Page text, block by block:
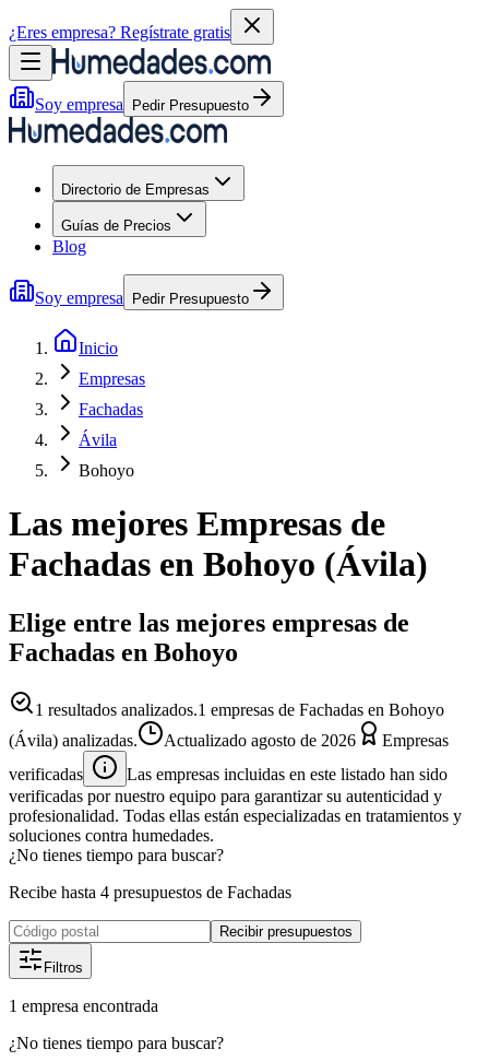
¿Eres empresa? Regístrate gratis
Soy empresa Pedir Presupuesto
Directorio de Empresas
Guías de Precios
Blog
Soy empresa Pedir Presupuesto
Inicio
Empresas
Fachadas
Ávila
Bohoyo
Las mejores Empresas de
Fachadas en Bohoyo (Ávila)
Elige entre las mejores empresas de
Fachadas en Bohoyo
1 resultados analizados.1 empresas de Fachadas en Bohoyo
(Ávila) analizadas.
Actualizado agosto de 2026
Empresas
verificadas
Las empresas incluidas en este listado han sido
verificadas por nuestro equipo para garantizar su autenticidad y
profesionalidad. Todas ellas están especializadas en tratamientos y
soluciones contra humedades.
¿No tienes tiempo para buscar?
Recibe hasta 4 presupuestos de Fachadas
Recibir presupuestos
Filtros
1 empresa encontrada
¿No tienes tiempo para buscar?